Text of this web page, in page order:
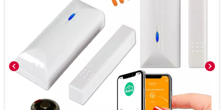
chevron_left chevron_right